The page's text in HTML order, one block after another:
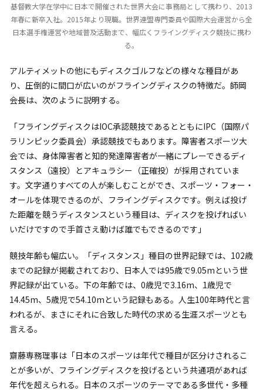
基督教大学在学中に日本で開催された世界大会に事務局として携わり、2013
年春に新卒入社。2015年より現職。世界連盟専門委員や国際大会運営から全
日本選手権運営や地域普及活動まで、幅広くフライングディスク競技に携わ
る。
アルティメットの他にもディスクゴルフなどの様々な種目があ
り、圧倒的に間口が広いのがフライングディスクの特徴だ。師岡
会長は、次のように説明する。
「フライングディスクはIOC承認競技であるとともにIPC（国際パ
ラリンピック委員会）承認競技でもあります。障害者スポーツ大
会では、身体障害者と知的発達障害者が一緒にプレーできるディ
スタンス（遠投）とアキュラシー（正確投）が採用されていま
す。文字通りすべての人が楽しむことができ、スポーツ・フォー・
オールを体現できるのが、フライングディスクです。例えば投げ
た距離を競うディスタンスという種目は、ディスクを投げればい
いだけですので手首さえ動けば誰でもできるのです」
競技年齢も幅広い。「ディスタンス」種目の世界記録では、102歳
までの記録が掲載されており、日本人では95歳で9.05mという世
界記録が出ている。下の年齢では、0歳児で3.16m、1歳児で
14.45m、5歳児で54.10mという記録もある。人生100年時代と言
われるが、まさにそれに合致した時代の求める生涯スポーツとも
言える。
齋藤専務理事は「日本のスポーツは年代で種目が区分けされるこ
とが多いが、フライングディスクを投げるという共通項があれば
年代を超えられる。日本のスポーツのテーマである多世代・多種